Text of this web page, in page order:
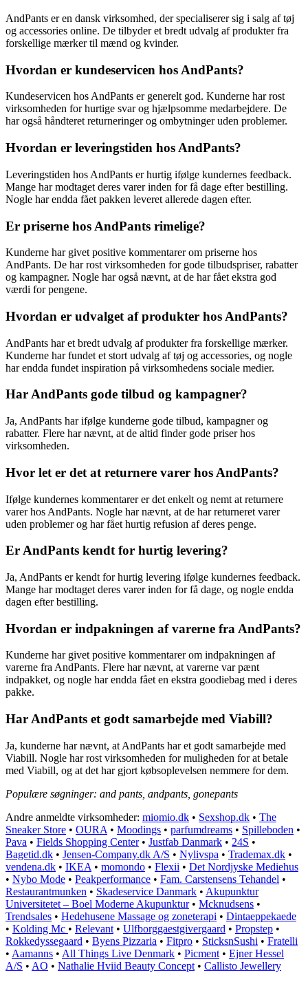
AndPants er en dansk virksomhed, der specialiserer sig i salg af tøj
og accessories online. De tilbyder et bredt udvalg af produkter fra
forskellige mærker til mænd og kvinder.
Hvordan er kundeservicen hos AndPants?
Kundeservicen hos AndPants er generelt god. Kunderne har rost
virksomheden for hurtige svar og hjælpsomme medarbejdere. De
har også håndteret returneringer og ombytninger uden problemer.
Hvordan er leveringstiden hos AndPants?
Leveringstiden hos AndPants er hurtig ifølge kundernes feedback.
Mange har modtaget deres varer inden for få dage efter bestilling.
Nogle har endda fået pakken leveret allerede dagen efter.
Er priserne hos AndPants rimelige?
Kunderne har givet positive kommentarer om priserne hos
AndPants. De har rost virksomheden for gode tilbudspriser, rabatter
og kampagner. Nogle har også nævnt, at de har fået ekstra god
værdi for pengene.
Hvordan er udvalget af produkter hos AndPants?
AndPants har et bredt udvalg af produkter fra forskellige mærker.
Kunderne har fundet et stort udvalg af tøj og accessories, og nogle
har endda fundet inspiration på virksomhedens sociale medier.
Har AndPants gode tilbud og kampagner?
Ja, AndPants har ifølge kunderne gode tilbud, kampagner og
rabatter. Flere har nævnt, at de altid finder gode priser hos
virksomheden.
Hvor let er det at returnere varer hos AndPants?
Ifølge kundernes kommentarer er det enkelt og nemt at returnere
varer hos AndPants. Nogle har nævnt, at de har returneret varer
uden problemer og har fået hurtig refusion af deres penge.
Er AndPants kendt for hurtig levering?
Ja, AndPants er kendt for hurtig levering ifølge kundernes feedback.
Mange har modtaget deres varer inden for få dage, og nogle endda
dagen efter bestilling.
Hvordan er indpakningen af varerne fra AndPants?
Kunderne har givet positive kommentarer om indpakningen af
varerne fra AndPants. Flere har nævnt, at varerne var pænt
indpakket, og nogle har endda fået en ekstra goodiebag med i deres
pakke.
Har AndPants et godt samarbejde med Viabill?
Ja, kunderne har nævnt, at AndPants har et godt samarbejde med
Viabill. Nogle har rost virksomheden for muligheden for at betale
med Viabill, og at det har gjort købsoplevelsen nemmere for dem.
Populære søgninger: and pants, andpants, gonepants
Andre anmeldte virksomheder: miomio.dk • Sexshop.dk • The
Sneaker Store • OURA • Moodings • parfumdreams • Spilleboden •
Pava • Fields Shopping Center• Justfab Danmark • 24S •
Bagetid.dk • Jensen-Company.dk A/S • Nylivspa • Trademax.dk •
vendena.dk • IKEA • momondo • Flexii • Det Nordjyske Mediehus
• Nybo Mode • Peakperformance • Fam. Carstensens Tehandel •
Restaurantmunken • Skadeservice Danmark • Akupunktur
Universitetet – Boel Moderne Akupunktur• Mcknudsens •
Trendsales • Hedehusene Massage og zoneterapi • Dintaeppekaede
• Kolding Mc • Relevant • Ulfborggaestgivergaard • Propstep •
Rokkedyssegaard • Byens Pizzaria • Fitpro • SticksnSushi • Fratelli
• Aamanns • All Things Live Denmark • Picment • Ejner Hessel
A/S • AO • Nathalie Hviid Beauty Concept • Callisto Jewellery